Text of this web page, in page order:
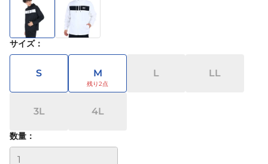
サイズ：
S M L LL
3L 4L
数量：